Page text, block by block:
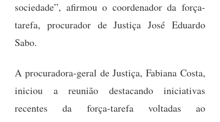
sociedade”, afirmou o coordenador da força-
tarefa, procurador de Justiça José Eduardo
Sabo.
A procuradora-geral de Justiça, Fabiana Costa,
iniciou a reunião destacando iniciativas
recentes da força-tarefa voltadas ao